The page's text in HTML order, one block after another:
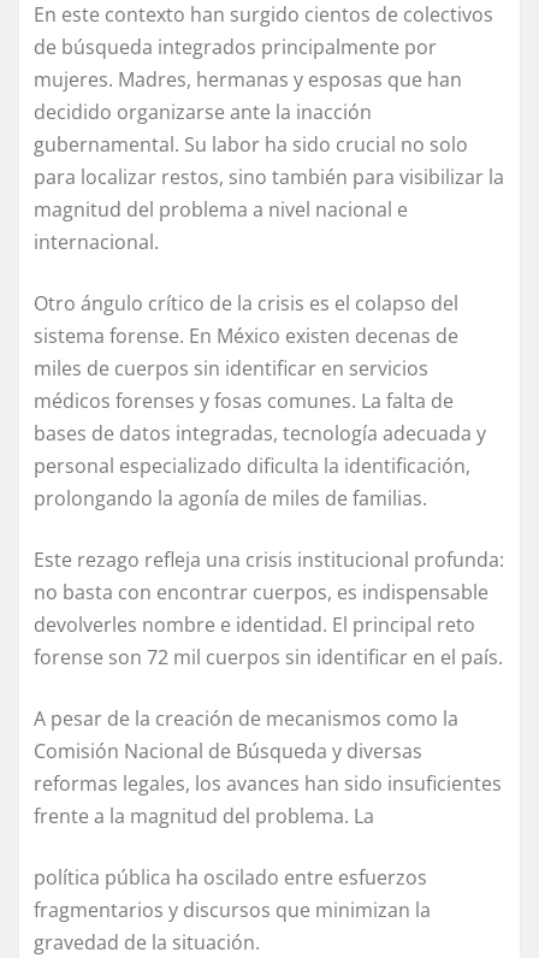
En este contexto han surgido cientos de colectivos
de búsqueda integrados principalmente por
mujeres. Madres, hermanas y esposas que han
decidido organizarse ante la inacción
gubernamental. Su labor ha sido crucial no solo
para localizar restos, sino también para visibilizar la
magnitud del problema a nivel nacional e
internacional.
Otro ángulo crítico de la crisis es el colapso del
sistema forense. En México existen decenas de
miles de cuerpos sin identificar en servicios
médicos forenses y fosas comunes. La falta de
bases de datos integradas, tecnología adecuada y
personal especializado dificulta la identificación,
prolongando la agonía de miles de familias.
Este rezago refleja una crisis institucional profunda:
no basta con encontrar cuerpos, es indispensable
devolverles nombre e identidad. El principal reto
forense son 72 mil cuerpos sin identificar en el país.
A pesar de la creación de mecanismos como la
Comisión Nacional de Búsqueda y diversas
reformas legales, los avances han sido insuficientes
frente a la magnitud del problema. La
política pública ha oscilado entre esfuerzos
fragmentarios y discursos que minimizan la
gravedad de la situación.